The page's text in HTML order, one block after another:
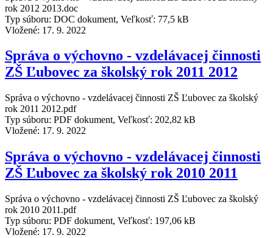
rok 2012 2013.doc
Typ súboru: DOC dokument, Veľkosť: 77,5 kB
Vložené: 17. 9. 2022
Správa o výchovno - vzdelávacej činnosti
ZŠ Ľubovec za školský rok 2011 2012
Správa o výchovno - vzdelávacej činnosti ZŠ Ľubovec za školský
rok 2011 2012.pdf
Typ súboru: PDF dokument, Veľkosť: 202,82 kB
Vložené: 17. 9. 2022
Správa o výchovno - vzdelávacej činnosti
ZŠ Ľubovec za školský rok 2010 2011
Správa o výchovno - vzdelávacej činnosti ZŠ Ľubovec za školský
rok 2010 2011.pdf
Typ súboru: PDF dokument, Veľkosť: 197,06 kB
Vložené: 17. 9. 2022